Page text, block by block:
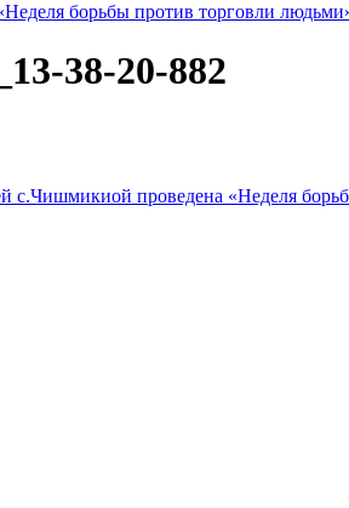
борьбы против торговли
38-20-882
с.Чишмикиой проведена «Неделя